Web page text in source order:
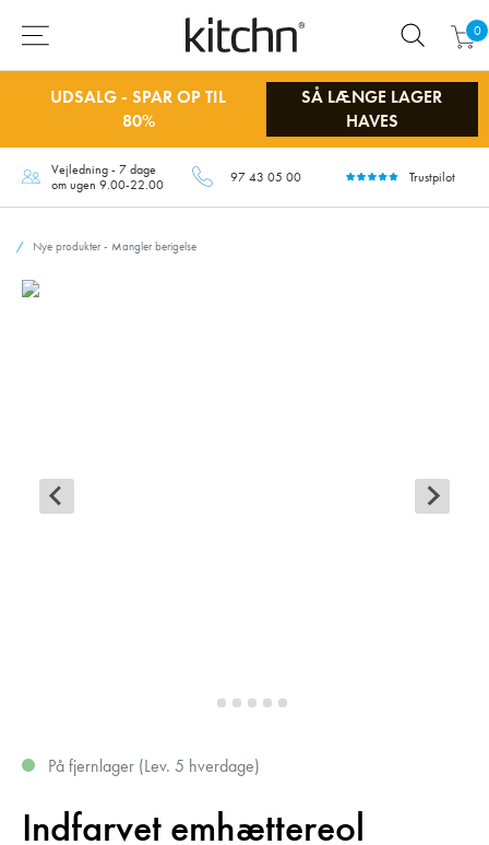
0
UDSALG - SPAR OP TIL
80%
SÅ LÆNGE LAGER
HAVES
Vejledning - 7 dage
om ugen 9.00-22.00
97 43 05 00 Trustpilot
Nye produkter - Mangler berigelse
På fjernlager (Lev. 5 hverdage)
Indfarvet emhættereol